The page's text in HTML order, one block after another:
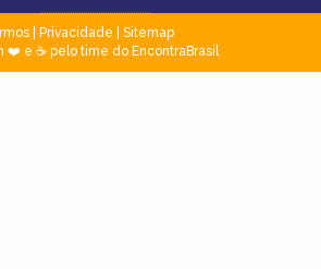
| Privacidade
Sitemap
❤️ e ☕ pelo time do EncontraBrasil